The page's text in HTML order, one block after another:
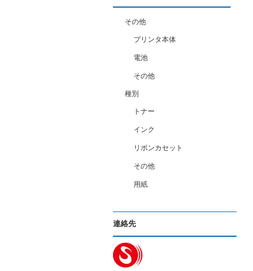
その他
プリンタ本体
電池
その他
種別
トナー
インク
リボンカセット
その他
用紙
連絡先